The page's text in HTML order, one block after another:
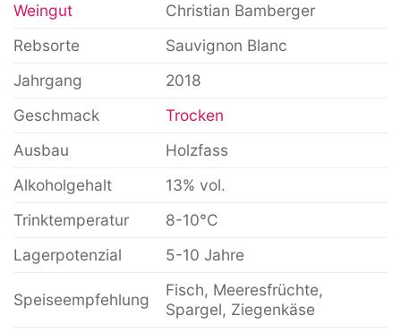
Weingut
Christian Bamberger
Rebsorte
Sauvignon Blanc
Jahrgang
2018
Geschmack
Trocken
Ausbau
Holzfass
Alkoholgehalt
13% vol.
Trinktemperatur
8-10°C
Lagerpotenzial
5-10 Jahre
Speiseempfehlung
Fisch, Meeresfrüchte,
Spargel, Ziegenkäse